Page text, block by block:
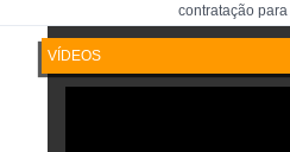
contratação
gu
VÍDEOS